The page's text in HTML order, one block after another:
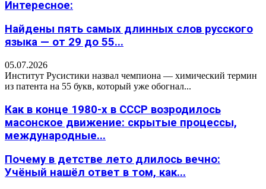
Интересное:
Найдены пять самых длинных слов русского
языка — от 29 до 55...
05.07.2026
Институт Русистики назвал чемпиона — химический термин
из патента на 55 букв, который уже обогнал...
Как в конце 1980-х в СССР возродилось
масонское движение: скрытые процессы,
международные...
Почему в детстве лето длилось вечно:
Учёный нашёл ответ в том, как...